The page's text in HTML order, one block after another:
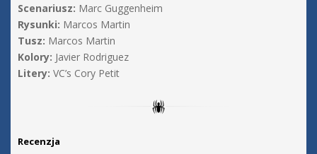
Scenariusz: Marc Guggenheim
Rysunki: Marcos Martin
Tusz: Marcos Martin
Kolory: Javier Rodriguez
Litery: VC’s Cory Petit
Recenzja